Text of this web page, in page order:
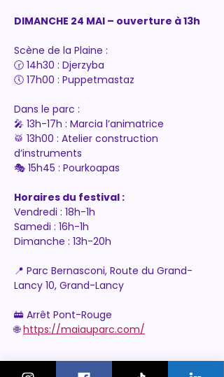
DIMANCHE 24 MAI – ouverture à 13h
Scène de la Plaine :
🕝 14h30 : Djerzyba
🕔 17h00 : Puppetmastaz
Dans le parc :
🎤 13h-17h : Marcia l’animatrice
🥁 13h00 : Atelier construction
d’instruments
🎭 15h45 : Pourkoapas
Horaires du festival :
Vendredi : 18h-1h
Samedi : 16h-1h
Dimanche : 13h-20h
📍 Parc Bernasconi, Route du Grand-
Lancy 10, Grand-Lancy
🚋 Arrêt Pont-Rouge
🌐 https://maiauparc.com/